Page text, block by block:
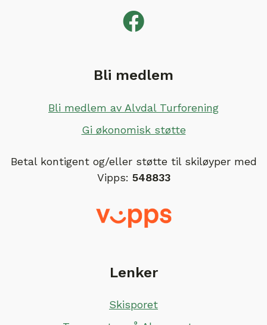
Bli medlem
Bli medlem av Alvdal Turforening
Gi økonomisk støtte
Betal kontigent og/eller støtte til skiløyper med
Vipps: 548833
Lenker
Skisporet